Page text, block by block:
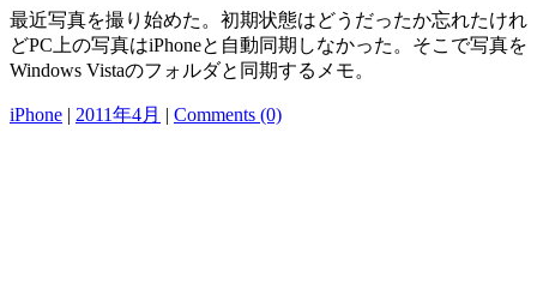
最近写真を撮り始めた。初期状態はどうだったか忘れたけれ
どPC上の写真はiPhoneと自動同期しなかった。そこで写真を
Windows Vistaのフォルダと同期するメモ。
iPhone | 2011年4月 | Comments (0)